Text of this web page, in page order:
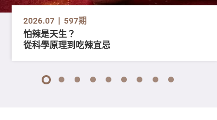
2026.07 597期
怕辣是天生？
從科學原理到吃辣宜忌
1 2 3 4 5 6 7 8 9